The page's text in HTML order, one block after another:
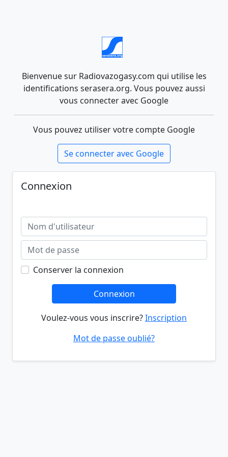
Bienvenue sur Radiovazogasy.com qui utilise les
identifications serasera.org. Vous pouvez aussi
vous connecter avec Google
Vous pouvez utiliser votre compte Google
Se connecter avec Google
Connexion
Conserver la connexion
Connexion
Voulez-vous vous inscrire?Inscription
Mot de passe oublié?